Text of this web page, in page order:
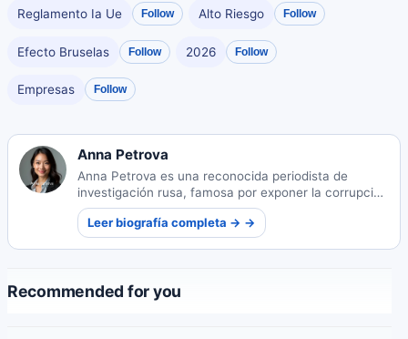
Reglamento Ia Ue Follow Alto Riesgo Follow
Efecto Bruselas Follow 2026 Follow
Empresas Follow
Anna Petrova
Anna Petrova es una reconocida periodista de
investigación rusa, famosa por exponer la corrupción
y los abusos de derechos humanos en Europa del
Este a través de sus innovadores reportajes que
desafían las estructuras de poder.
Leer biografía completa → →
Recommended for you